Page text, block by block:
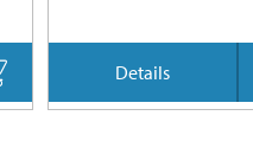
Details